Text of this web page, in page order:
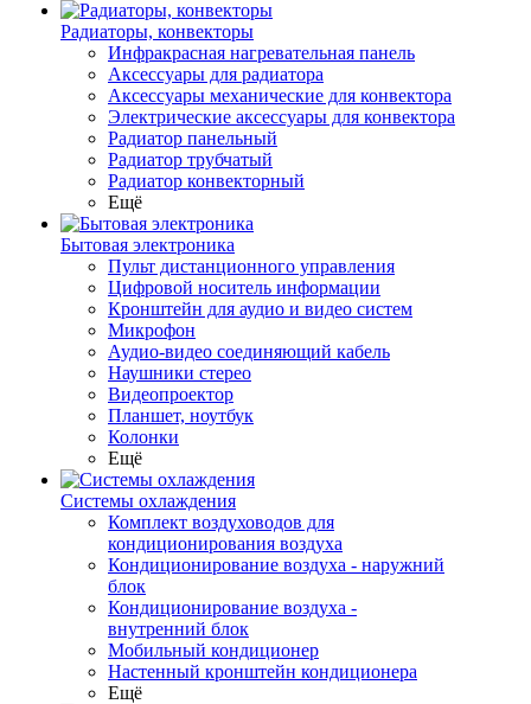
Радиаторы, конвекторы
Инфракрасная нагревательная панель
Аксессуары для радиатора
Аксессуары механические для конвектора
Электрические аксессуары для конвектора
Радиатор панельный
Радиатор трубчатый
Радиатор конвекторный
Ещё
Бытовая электроника
Пульт дистанционного управления
Цифровой носитель информации
Кронштейн для аудио и видео систем
Микрофон
Аудио-видео соединяющий кабель
Наушники стерео
Видеопроектор
Планшет, ноутбук
Колонки
Ещё
Системы охлаждения
Комплект воздуховодов для
кондиционирования воздуха
Кондиционирование воздуха - наружний
блок
Кондиционирование воздуха -
внутренний блок
Мобильный кондиционер
Настенный кронштейн кондиционера
Ещё